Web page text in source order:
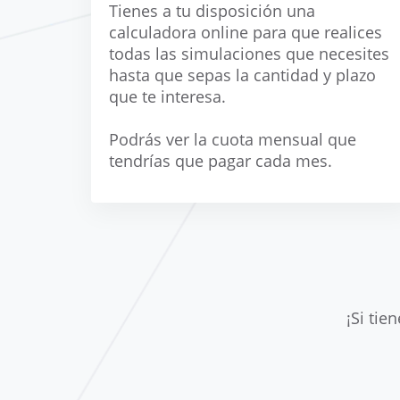
Tienes a tu disposición una
calculadora online para que realices
todas las simulaciones que necesites
hasta que sepas la cantidad y plazo
que te interesa.
Podrás ver la cuota mensual que
tendrías que pagar cada mes.
¡Si